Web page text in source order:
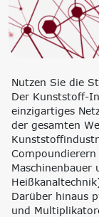
‘Lernen formt
Zukunft’
Management
Trägergesellschaft
Consulting:
Transformation,
Umsetzung
Internationalisierung
k-branche.de
Nutzen Sie die
Der Kunststoff-
einzigartiges
der gesamten
Maschinenbauer
Darüber hinaus
und